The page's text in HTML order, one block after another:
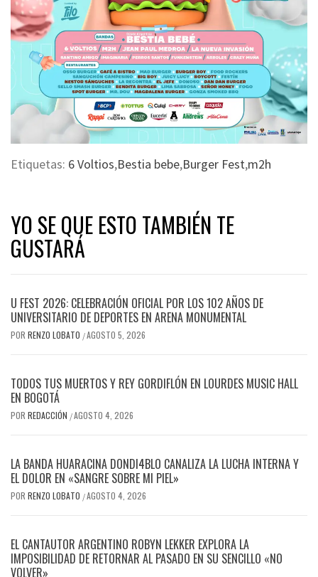
Etiquetas: 6 Voltios,Bestia bebe,Burger Fest,m2h
YO SE QUE ESTO TAMBIÉN TE
GUSTARÁ
U FEST 2026: CELEBRACIÓN OFICIAL POR LOS 102 AÑOS DE
UNIVERSITARIO DE DEPORTES EN ARENA MONUMENTAL
POR RENZO LOBATO /AGOSTO 5, 2026
TODOS TUS MUERTOS Y REY GORDIFLÓN EN LOURDES MUSIC HALL
EN BOGOTÁ
POR REDACCIÓN /AGOSTO 4, 2026
LA BANDA HUARACINA DONDI4BLO CANALIZA LA LUCHA INTERNA Y
EL DOLOR EN «SANGRE SOBRE MI PIEL»
POR RENZO LOBATO /AGOSTO 4, 2026
EL CANTAUTOR ARGENTINO ROBYN LEKKER EXPLORA LA
IMPOSIBILIDAD DE RETORNAR AL PASADO EN SU SENCILLO «NO
VOLVER»